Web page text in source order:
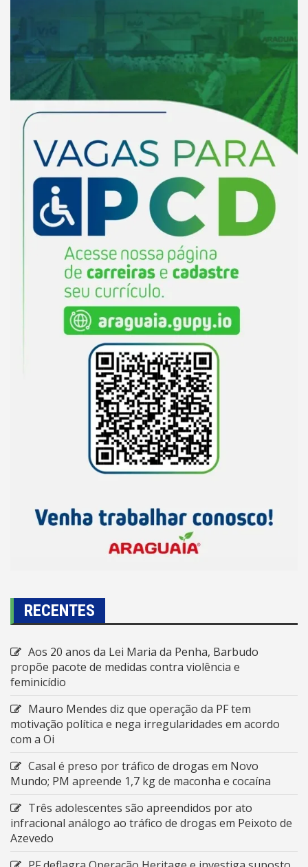
RECENTES
Aos 20 anos da Lei Maria da Penha, Barbudo
propõe pacote de medidas contra violência e
feminicídio
Mauro Mendes diz que operação da PF tem
motivação política e nega irregularidades em acordo
com a Oi
Casal é preso por tráfico de drogas em Novo
Mundo; PM apreende 1,7 kg de maconha e cocaína
Três adolescentes são apreendidos por ato
infracional análogo ao tráfico de drogas em Peixoto de
Azevedo